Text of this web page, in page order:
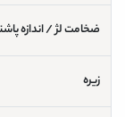
ضخامت لژ / اندازه پاشنه
زیره